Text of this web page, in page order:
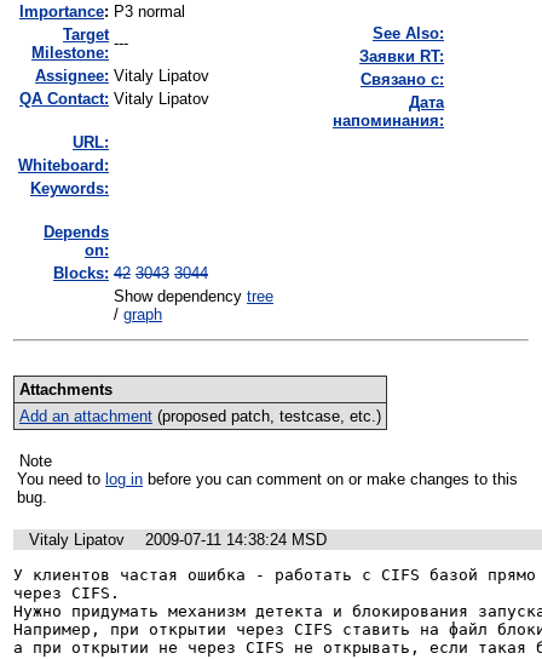
mportance: P3 normal
Target
Milestone:
---
Assignee: Vitaly Lipatov
QA Contact: Vitaly Lipatov
URL:
Whiteboard:
Keywords:
Depends
on:
Blocks: 42 3043 3044
Show dependency tree
/ graph
See Also:
Заявки RT:
Связано с:
Дата
напоминания:
Attachments
Add an attachment(proposed patch, testcase, etc.)
Note
You need to log in
bug.
Vitaly Lipatov
2009-07-11 14:38:24 MSD
У клиентов частая ошибка - работать с CIFS базой
через CIFS.
Нужно придумать механизм детекта и блокирования
Например, при открытии через CIFS ставить на файл
а при открытии не через CIFS не открывать, если такая